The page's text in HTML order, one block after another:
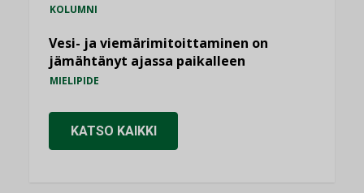
KOLUMNI
Vesi- ja viemärimitoittaminen on
jämähtänyt ajassa paikalleen
MIELIPIDE
KATSO KAIKKI